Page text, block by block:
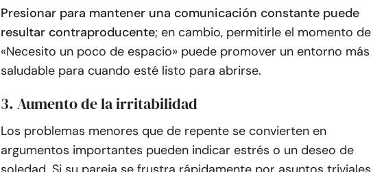
Presionar para mantener una comunicación constante puede
resultar contraproducente; en cambio, permitirle el momento de
«Necesito un poco de espacio» puede promover un entorno más
saludable para cuando esté listo para abrirse.
3. Aumento de la irritabilidad
Los problemas menores que de repente se convierten en
argumentos importantes pueden indicar estrés o un deseo de